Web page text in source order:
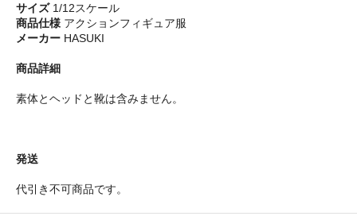
サイズ1/12スケール
商品仕様 アクションフィギュア服
メーカー HASUKI
商品詳細
素体とヘッドと靴は含みません。
発送
代引き不可商品です。